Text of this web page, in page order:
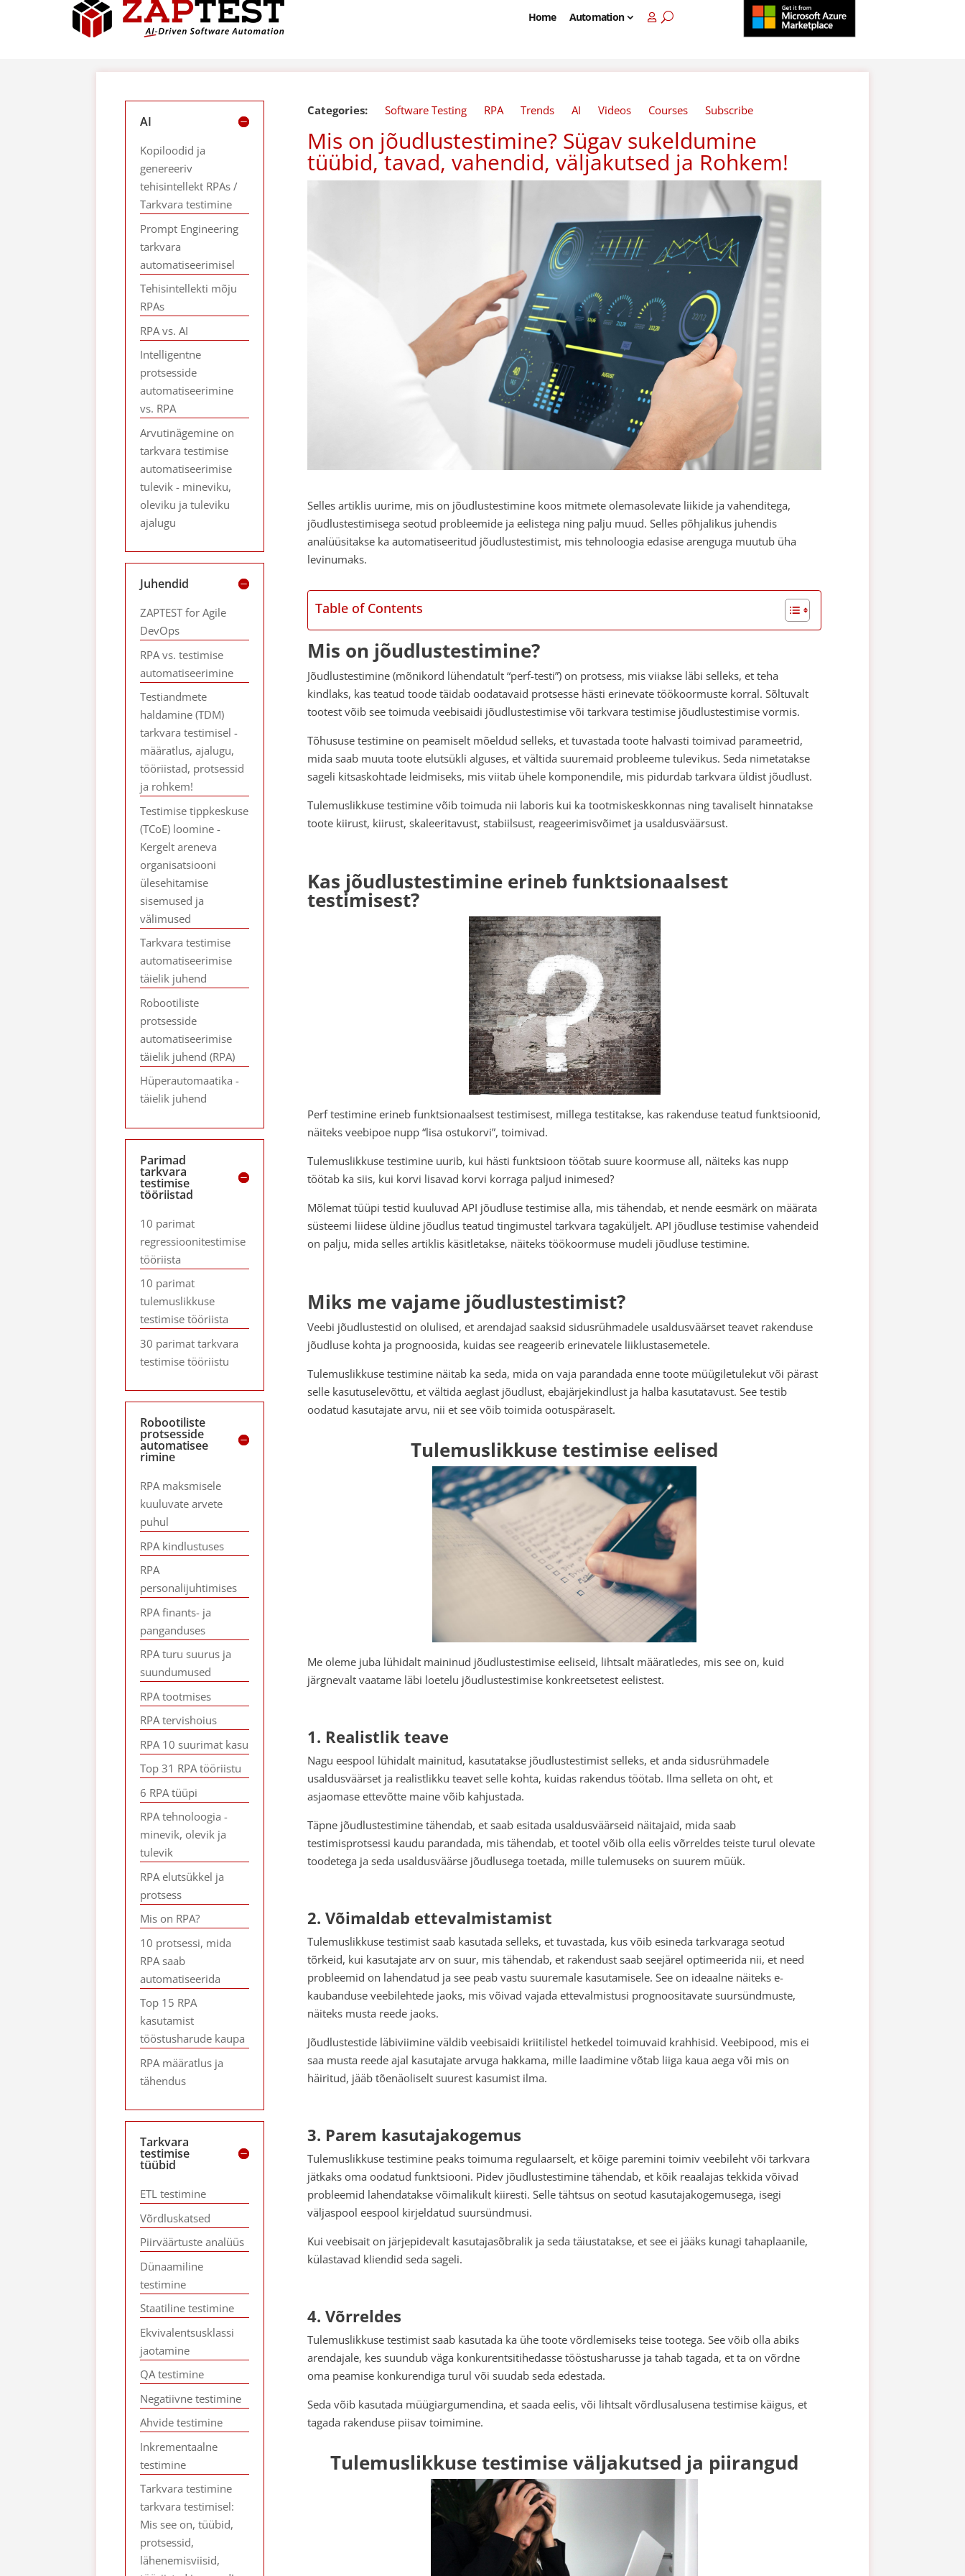
Home Automation
Categories: Software Testing RPA Trends AI Videos Courses Subscribe
Mis on jõudlustestimine? Sügav sukeldumine
tüübid, tavad, vahendid, väljakutsed ja Rohkem!
Selles artiklis uurime, mis on jõudlustestimine koos mitmete olemasolevate liikide ja vahenditega,
jõudlustestimisega seotud probleemide ja eelistega ning palju muud. Selles põhjalikus juhendis
analüüsitakse ka automatiseeritud jõudlustestimist, mis tehnoloogia edasise arenguga muutub üha
levinumaks.
Table of Contents
Mis on jõudlustestimine?
Jõudlustestimine (mõnikord lühendatult “perf-testi”) on protsess, mis viiakse läbi selleks, et teha
kindlaks, kas teatud toode täidab oodatavaid protsesse hästi erinevate töökoormuste korral. Sõltuvalt
tootest võib see toimuda veebisaidi jõudlustestimise või tarkvara testimise jõudlustestimise vormis.
Tõhususe testimine on peamiselt mõeldud selleks, et tuvastada toote halvasti toimivad parameetrid,
mida saab muuta toote elutsükli alguses, et vältida suuremaid probleeme tulevikus. Seda nimetatakse
sageli kitsaskohtade leidmiseks, mis viitab ühele komponendile, mis pidurdab tarkvara üldist jõudlust.
Tulemuslikkuse testimine võib toimuda nii laboris kui ka tootmiskeskkonnas ning tavaliselt hinnatakse
toote kiirust, kiirust, skaleeritavust, stabiilsust, reageerimisvõimet ja usaldusväärsust.
Kas jõudlustestimine erineb funktsionaalsest
testimisest?
Perf testimine erineb funktsionaalsest testimisest, millega testitakse, kas rakenduse teatud funktsioonid,
näiteks veebipoe nupp “lisa ostukorvi”, toimivad.
Tulemuslikkuse testimine uurib, kui hästi funktsioon töötab suure koormuse all, näiteks kas nupp
töötab ka siis, kui korvi lisavad korvi korraga paljud inimesed?
Mõlemat tüüpi testid kuuluvad API jõudluse testimise alla, mis tähendab, et nende eesmärk on määrata
süsteemi liidese üldine jõudlus teatud tingimustel tarkvara tagaküljelt. API jõudluse testimise vahendeid
on palju, mida selles artiklis käsitletakse, näiteks töökoormuse mudeli jõudluse testimine.
Miks me vajame jõudlustestimist?
Veebi jõudlustestid on olulised, et arendajad saaksid sidusrühmadele usaldusväärset teavet rakenduse
jõudluse kohta ja prognoosida, kuidas see reageerib erinevatele liiklustasemetele.
Tulemuslikkuse testimine näitab ka seda, mida on vaja parandada enne toote müügiletulekut või pärast
selle kasutuselevõttu, et vältida aeglast jõudlust, ebajärjekindlust ja halba kasutatavust. See testib
oodatud kasutajate arvu, nii et see võib toimida ootuspäraselt.
Tulemuslikkuse testimise eelised
Me oleme juba lühidalt maininud jõudlustestimise eeliseid, lihtsalt määratledes, mis see on, kuid
järgnevalt vaatame läbi loetelu jõudlustestimise konkreetsetest eelistest.
1. Realistlik teave
Nagu eespool lühidalt mainitud, kasutatakse jõudlustestimist selleks, et anda sidusrühmadele
usaldusväärset ja realistlikku teavet selle kohta, kuidas rakendus töötab. Ilma selleta on oht, et
asjaomase ettevõtte maine võib kahjustada.
Täpne jõudlustestimine tähendab, et saab esitada usaldusväärseid näitajaid, mida saab
testimisprotsessi kaudu parandada, mis tähendab, et tootel võib olla eelis võrreldes teiste turul olevate
toodetega ja seda usaldusväärse jõudlusega toetada, mille tulemuseks on suurem müük.
2. Võimaldab ettevalmistamist
Tulemuslikkuse testimist saab kasutada selleks, et tuvastada, kus võib esineda tarkvaraga seotud
tõrkeid, kui kasutajate arv on suur, mis tähendab, et rakendust saab seejärel optimeerida nii, et need
probleemid on lahendatud ja see peab vastu suuremale kasutamisele. See on ideaalne näiteks e-
kaubanduse veebilehtede jaoks, mis võivad vajada ettevalmistusi prognoositavate suursündmuste,
näiteks musta reede jaoks.
Jõudlustestide läbiviimine väldib veebisaidi kriitilistel hetkedel toimuvaid krahhisid. Veebipood, mis ei
saa musta reede ajal kasutajate arvuga hakkama, mille laadimine võtab liiga kaua aega või mis on
häiritud, jääb tõenäoliselt suurest kasumist ilma.
3. Parem kasutajakogemus
Tulemuslikkuse testimine peaks toimuma regulaarselt, et kõige paremini toimiv veebileht või tarkvara
jätkaks oma oodatud funktsiooni. Pidev jõudlustestimine tähendab, et kõik reaalajas tekkida võivad
probleemid lahendatakse võimalikult kiiresti. Selle tähtsus on seotud kasutajakogemusega, isegi
väljaspool eespool kirjeldatud suursündmusi.
Kui veebisait on järjepidevalt kasutajasõbralik ja seda täiustatakse, et see ei jääks kunagi tahaplaanile,
külastavad kliendid seda sageli.
4. Võrreldes
Tulemuslikkuse testimist saab kasutada ka ühe toote võrdlemiseks teise tootega. See võib olla abiks
arendajale, kes suundub väga konkurentsitihedasse tööstusharusse ja tahab tagada, et ta on võrdne
oma peamise konkurendiga turul või suudab seda edestada.
Seda võib kasutada müügiargumendina, et saada eelis, või lihtsalt võrdlusalusena testimise käigus, et
tagada rakenduse piisav toimimine.
Tulemuslikkuse testimise väljakutsed ja piirangud
AI
Kopiloodid ja
genereeriv
tehisintellekt RPAs /
Tarkvara testimine
Prompt Engineering
tarkvara
automatiseerimisel
Tehisintellekti mõju
RPAs
RPA vs. AI
Intelligentne
protsesside
automatiseerimine
vs. RPA
Arvutinägemine on
tarkvara testimise
automatiseerimise
tulevik - mineviku,
oleviku ja tuleviku
ajalugu
Juhendid
ZAPTEST for Agile
DevOps
RPA vs. testimise
automatiseerimine
Testiandmete
haldamine (TDM)
tarkvara testimisel -
määratlus, ajalugu,
tööriistad, protsessid
ja rohkem!
Testimise tippkeskuse
(TCoE) loomine -
Kergelt areneva
organisatsiooni
ülesehitamise
sisemused ja
välimused
Tarkvara testimise
automatiseerimise
täielik juhend
Robootiliste
protsesside
automatiseerimise
täielik juhend (RPA)
Hüperautomaatika -
täielik juhend
Parimad
tarkvara
testimise
tööriistad
10 parimat
regressioonitestimise
tööriista
10 parimat
tulemuslikkuse
testimise tööriista
30 parimat tarkvara
testimise tööriistu
Robootiliste
protsesside
automatisee
rimine
RPA maksmisele
kuuluvate arvete
puhul
RPA kindlustuses
RPA
personalijuhtimises
RPA finants- ja
panganduses
RPA turu suurus ja
suundumused
RPA tootmises
RPA tervishoius
RPA 10 suurimat kasu
Top 31 RPA tööriistu
6 RPA tüüpi
RPA tehnoloogia -
minevik, olevik ja
tulevik
RPA elutsükkel ja
protsess
Mis on RPA?
10 protsessi, mida
RPA saab
automatiseerida
Top 15 RPA
kasutamist
tööstusharude kaupa
RPA määratlus ja
tähendus
Tarkvara
testimise
tüübid
ETL testimine
Võrdluskatsed
Piirväärtuste analüüs
Dünaamiline
testimine
Staatiline testimine
Ekvivalentsusklassi
jaotamine
QA testimine
Negatiivne testimine
Ahvide testimine
Inkrementaalne
testimine
Tarkvara testimine
tarkvara testimisel:
Mis see on, tüübid,
protsessid,
lähenemisviisid,